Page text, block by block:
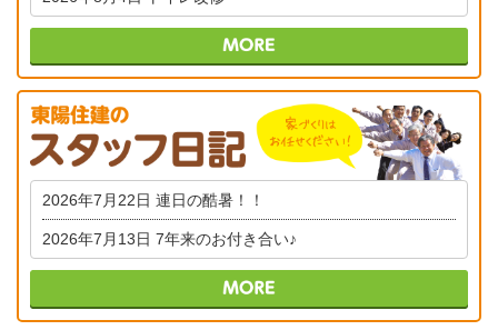
2026年7月22日 連日の酷暑！！
2026年7月13日 7年来のお付き合い♪